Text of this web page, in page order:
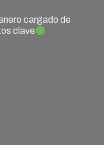
cargado de
clave